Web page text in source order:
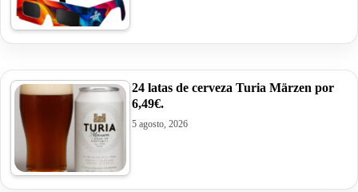
24 latas de cerveza Turia Märzen por
6,49€.
5 agosto, 2026